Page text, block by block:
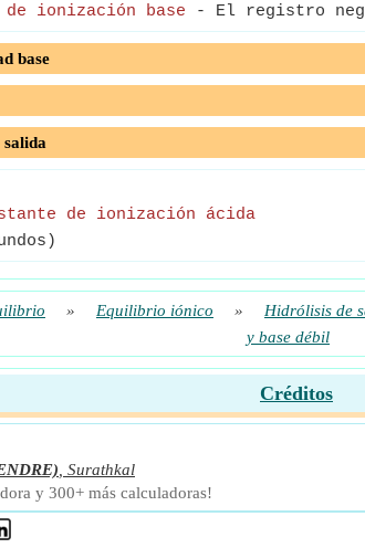
ionización base - El registro
base
de ionización ácida
» Equilibrio iónico » Hidrólisis de
y base débil
Créditos
Surathkal
y 300+ más calculadoras!